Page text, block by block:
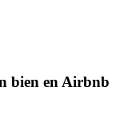
bien en Airbnb